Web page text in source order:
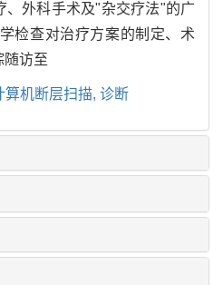
、外科手术及"杂交疗法"的广
检查对治疗方案的制定、术
随访至
算机断层扫描, 诊断